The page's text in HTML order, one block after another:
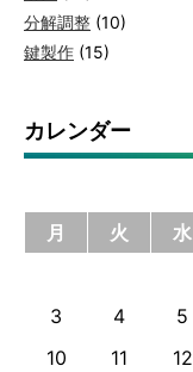
分解調整 (10)
鍵製作 (15)
カレンダー
月
火 水
3
4 5
10
11 12